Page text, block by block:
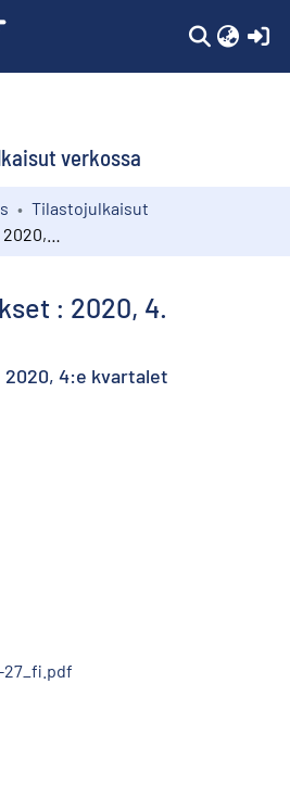
verkossa
Tilastojulkaisut
: 2020, 4.
4:e kvartalet
27_fi.pdf